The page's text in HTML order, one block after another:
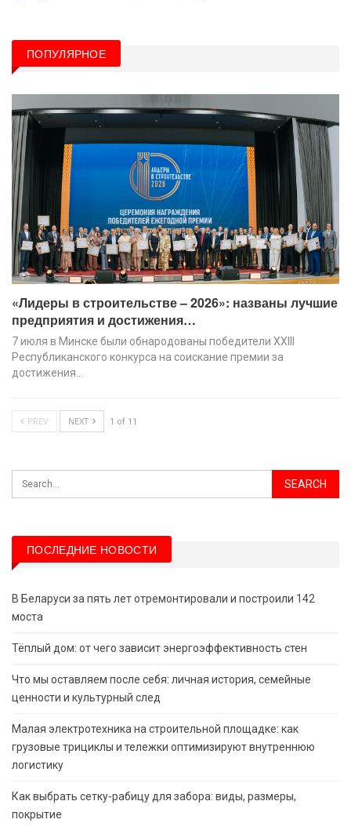
ПОПУЛЯРНОЕ
«Лидеры в строительстве – 2026»: названы лучшие
предприятия и достижения…
7 июля в Минске были обнародованы победители XХIII
Республиканского конкурса на соискание премии за
достижения…
PREV NEXT 1 of 11
ПОСЛЕДНИЕ НОВОСТИ
В Беларуси за пять лет отремонтировали и построили 142
моста
Тёплый дом: от чего зависит энергоэффективность стен
Что мы оставляем после себя: личная история, семейные
ценности и культурный след
Малая электротехника на строительной площадке: как
грузовые трициклы и тележки оптимизируют внутреннюю
логистику
Как выбрать сетку-рабицу для забора: виды, размеры,
покрытие